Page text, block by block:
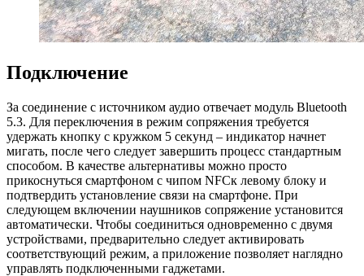
Подключение
За соединение с источником аудио отвечает модуль Bluetooth
5.3. Для переключения в режим сопряжения требуется
удержать кнопку с кружком 5 секунд – индикатор начнет
мигать, после чего следует завершить процесс стандартным
способом. В качестве альтернативы можно просто
прикоснуться смартфоном с чипом NFCк левому блоку и
подтвердить установление связи на смартфоне. При
следующем включении наушников сопряжение установится
автоматически. Чтобы соединиться одновременно с двумя
устройствами, предварительно следует активировать
соответствующий режим, а приложение позволяет наглядно
управлять подключенными гаджетами.